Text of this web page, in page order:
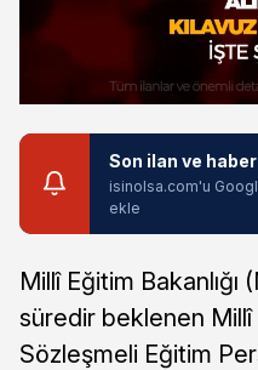
Son ilan ve
isinolsa.com'u
ekle
Millî Eğitim Bakanlığı
süredir beklenen
Sözleşmeli Eğitim